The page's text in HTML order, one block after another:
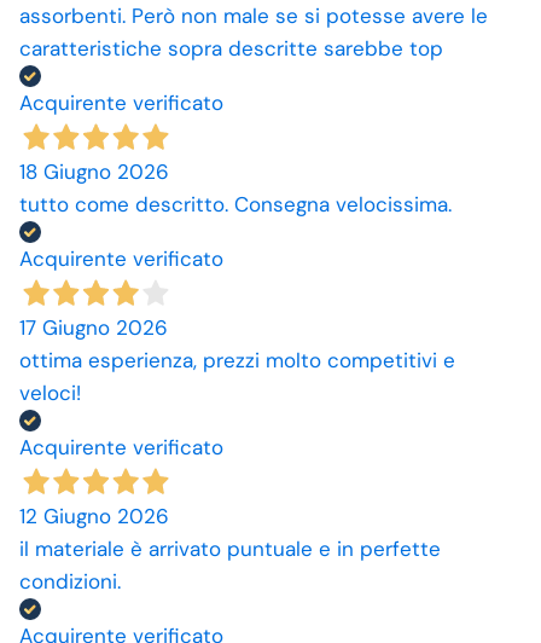
assorbenti. Però non male se si potesse avere le
caratteristiche sopra descritte sarebbe top
Acquirente verificato
18 Giugno 2026
tutto come descritto. Consegna velocissima.
Acquirente verificato
17 Giugno 2026
ottima esperienza, prezzi molto competitivi e
veloci!
Acquirente verificato
12 Giugno 2026
il materiale è arrivato puntuale e in perfette
condizioni.
Acquirente verificato